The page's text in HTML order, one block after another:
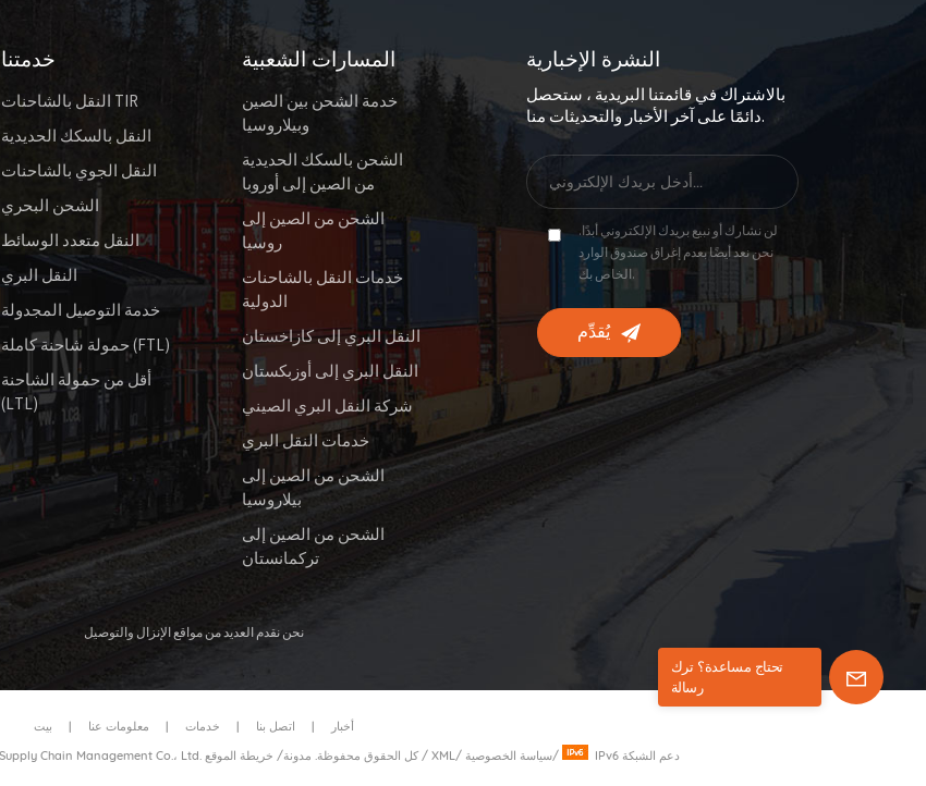
خدمتنا
النقل بالشاحنات TIR
النقل بالسكك الحديدية
النقل الجوي بالشاحنات
الشحن البحري
النقل متعدد الوسائط
النقل البري
خدمة التوصيل المجدولة
حمولة شاحنة كاملة (FTL)
أقل من حمولة الشاحنة
(LTL)
المسارات الشعبية
خدمة الشحن بين الصين
وبيلاروسيا
الشحن بالسكك الحديدية
من الصين إلى أوروبا
الشحن من الصين إلى
روسيا
خدمات النقل بالشاحنات
الدولية
النقل البري إلى كازاخستان
النقل البري إلى أوزبكستان
شركة النقل البري الصيني
خدمات النقل البري
الشحن من الصين إلى
بيلاروسيا
الشحن من الصين إلى
تركمانستان
النشرة الإخبارية
بالاشتراك في قائمتنا البريدية ، ستحصل
دائمًا على آخر الأخبار والتحديثات منا.
لن نشارك أو نبيع بريدك الإلكتروني أبدًا.
نحن نعد أيضًا بعدم إغراق صندوق الوارد
الخاص بك.
يُقدِّم
نحن نقدم العديد من مواقع الإنزال والتوصيل
بيت | معلومات عنا | خدمات | اتصل بنا |
أخبار
© 2026 عزيزي نقل الحاويات بالسكك الحديدية (Zhejiang) Supply Chain Management Co.، Ltd. كل الحقوق محفوظة. مدونة/ خريطة الموقع / XML / سياسة الخصوصية/ IPv6 دعم الشبكة
تحتاج مساعدة؟ ترك
رسالة